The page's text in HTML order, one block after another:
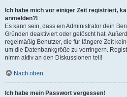
Ich habe mich vor einiger Zeit registriert,
anmelden?!
Es kann sein, dass ein Administrator dein
Gründen deaktiviert oder gelöscht hat.
regelmäßig Benutzer, die für längere Zeit
um die Datenbankgröße zu verringern.
nimm aktiv an den Diskussionen teil!
Nach oben
Ich habe mein Passwort vergessen!